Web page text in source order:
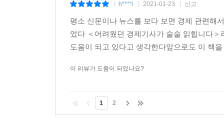
수 있는 방법을 알려드리겠습니다. 쉼표 앞 단위
몇 억, 몇 조 단위까지 쉽게 나옵니다. 그래서 숫
쪽 끝에서 3자리 단위로 쉼표를 찍어 가독성을 높
지는 일단 암기합니다. 그러면 가독성이 높아져서
동물들은 크기나 성격에서 각자의 특징이 뚜렷
억할 수 있다는 장점이 있습니다. 또한 자주 경제
발생하는 경우를 말합니다. 1697년 네덜란드 탐
h****i 2021-01-23 신고
평소 신문이나 뉴스를 보다 보면 경제 관련해
었다 ＜어려웠던 경제기사가 술술 읽힙니다
도움이 되고 있다고 생각한다앞으로도 이 책
이 리뷰가 도움이 되었나요?
1 2